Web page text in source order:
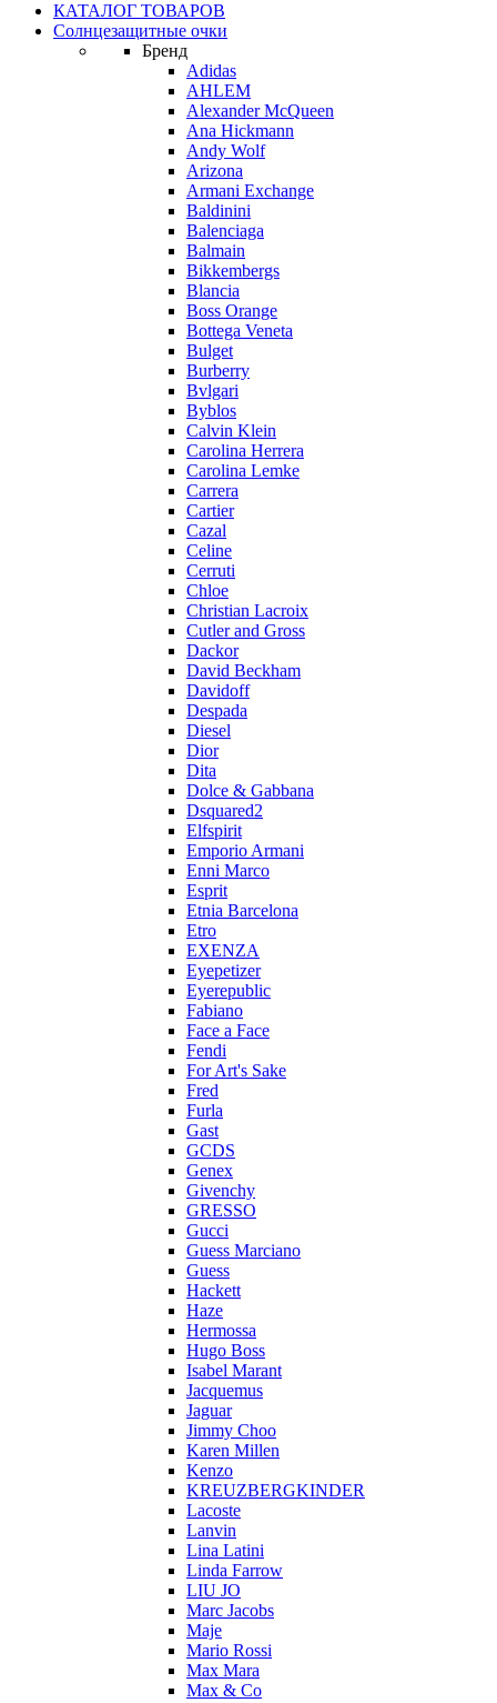
КАТАЛОГ ТОВАРОВ
Солнцезащитные очки
Бренд
Adidas
AHLEM
Alexander McQueen
Ana Hickmann
Andy Wolf
Arizona
Armani Exchange
Baldinini
Balenciaga
Balmain
Bikkembergs
Blancia
Boss Orange
Bottega Veneta
Bulget
Burberry
Bvlgari
Byblos
Calvin Klein
Carolina Herrera
Carolina Lemke
Carrera
Cartier
Cazal
Celine
Cerruti
Chloe
Christian Lacroix
Cutler and Gross
Dackor
David Beckham
Davidoff
Despada
Diesel
Dior
Dita
Dolce & Gabbana
Dsquared2
Elfspirit
Emporio Armani
Enni Marco
Esprit
Etnia Barcelona
Etro
EXENZA
Eyepetizer
Eyerepublic
Fabiano
Face a Face
Fendi
For Art's Sake
Fred
Furla
Gast
GCDS
Genex
Givenchy
GRESSO
Gucci
Guess Marciano
Guess
Hackett
Haze
Hermossa
Hugo Boss
Isabel Marant
Jacquemus
Jaguar
Jimmy Choo
Karen Millen
Kenzo
KREUZBERGKINDER
Lacoste
Lanvin
Lina Latini
Linda Farrow
LIU JO
Marc Jacobs
Maje
Mario Rossi
Max Mara
Max & Co